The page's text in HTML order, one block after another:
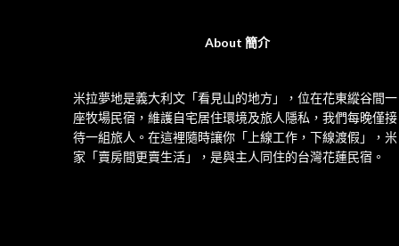
About 簡介
米拉夢地是義大利文「看見山的地方」，位在花東縱谷間一
座牧場民宿，維護自宅居住環境及旅人隱私，我們每晚僅接
待一組旅人。在這裡隨時讓你「上線工作，下線渡假」，米
家「賣房間更賣生活」，是與主人同住的台灣花蓮民宿。